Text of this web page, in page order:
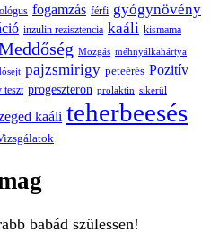
fogamzás férfi gyógynövény
inzulin rezisztencia kaáli kismama
Mozgás méhnyálkahártya
pajzsmirigy peteérés Pozitív
teszt progeszteron prolaktin sikerül
kaáli teherbeesés
babád szülessen!